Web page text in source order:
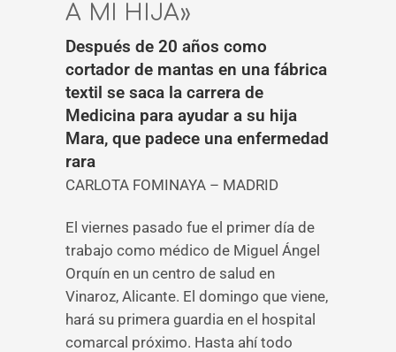
A MI HIJA»
Después de 20 años como
cortador de mantas en una fábrica
textil se saca la carrera de
Medicina para ayudar a su hija
Mara, que padece una enfermedad
rara
CARLOTA FOMINAYA – MADRID
El viernes pasado fue el primer día de
trabajo como médico de Miguel Ángel
Orquín en un centro de salud en
Vinaroz, Alicante. El domingo que viene,
hará su primera guardia en el hospital
comarcal próximo. Hasta ahí todo